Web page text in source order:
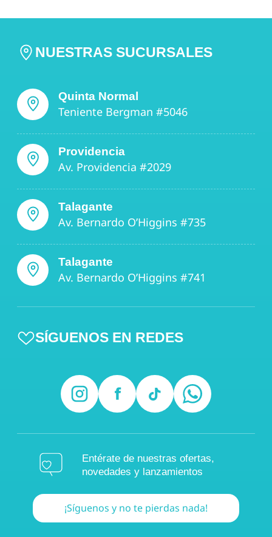
NUESTRAS SUCURSALES
Quinta Normal
Teniente Bergman #5046
Providencia
Av. Providencia #2029
Talagante
Av. Bernardo O’Higgins #735
Talagante
Av. Bernardo O’Higgins #741
SÍGUENOS EN REDES
Entérate de nuestras ofertas,
novedades y lanzamientos
¡Síguenos y no te pierdas nada!